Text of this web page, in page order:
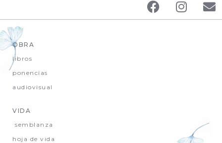
OBRA
libros
ponencias
audiovisual
VIDA
semblanza
hoja de vida